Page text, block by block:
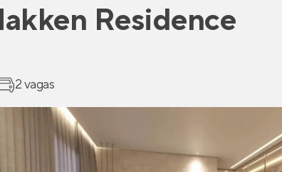
Residence
2 vagas